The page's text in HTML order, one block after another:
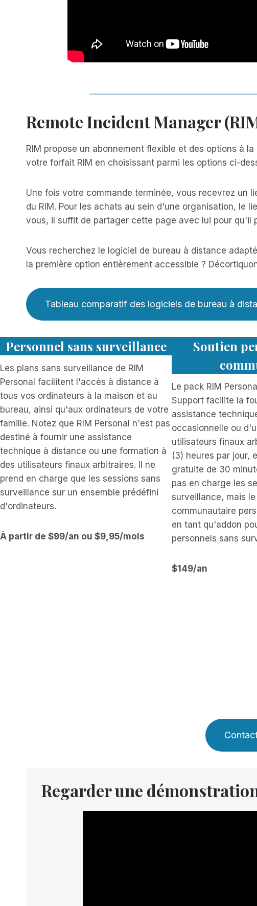
Remote Incident Manager
RIM propose un abonnement flexible et des options à
votre forfait RIM en choisissant parmi les options ci-
Une fois votre commande terminée, vous recevrez un
du RIM. Pour les achats au sein d'une organisation,
vous, il suffit de partager cette page avec lui pour
Vous recherchez le logiciel de bureau à distance
la première option entièrement accessible ?
Tableau comparatif des logiciels de bureau à
Personnel sans surveillance
Les plans sans surveillance de RIM
Personal facilitent l'accès à distance à
tous vos ordinateurs à la maison et au
bureau, ainsi qu'aux ordinateurs de votre
famille. Notez que RIM Personal n'est pas
destiné à fournir une assistance
technique à distance ou une formation à
des utilisateurs finaux arbitraires. Il ne
prend en charge que les sessions sans
surveillance sur un ensemble prédéfini
d'ordinateurs.
À partir de $99/an ou $9,95/mois
Soutien
Le pack RIM
Support facilite la
assistance
occasionnelle ou
utilisateurs finaux
(3) heures par jour,
gratuite de 30
pas en charge les
surveillance, mais
communautaire
en tant qu'addon
personnels sans
$149/an
Regarder une